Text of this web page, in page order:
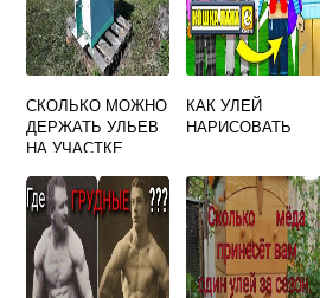
СКОЛЬКО МОЖНО
ДЕРЖАТЬ УЛЬЕВ
НА УЧАСТКЕ
КАК УЛЕЙ
НАРИСОВАТЬ